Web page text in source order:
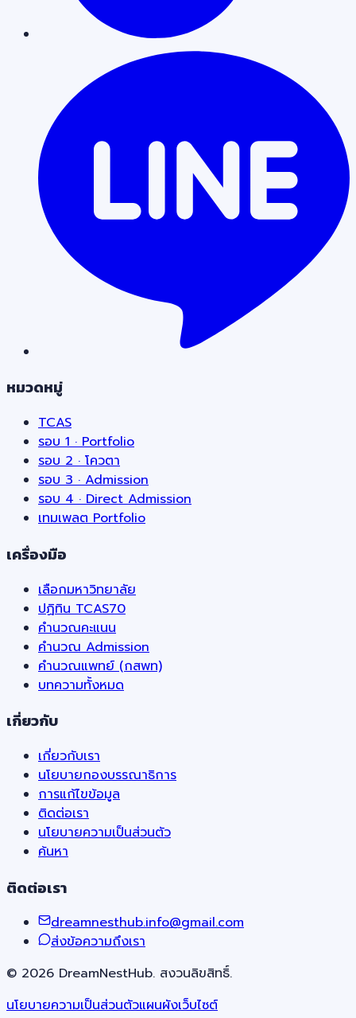
หมวดหมู่
TCAS
รอบ 1 · Portfolio
รอบ 2 · โควตา
รอบ 3 · Admission
รอบ 4 · Direct Admission
เทมเพลต Portfolio
เครื่องมือ
เลือกมหาวิทยาลัย
ปฏิทิน TCAS70
คำนวณคะแนน
คำนวณ Admission
คำนวณแพทย์ (กสพท)
บทความทั้งหมด
เกี่ยวกับ
เกี่ยวกับเรา
นโยบายกองบรรณาธิการ
การแก้ไขข้อมูล
ติดต่อเรา
นโยบายความเป็นส่วนตัว
ค้นหา
ติดต่อเรา
dreamnesthub.info@gmail.com
ส่งข้อความถึงเรา
© 2026 DreamNestHub. สงวนลิขสิทธิ์.
นโยบายความเป็นส่วนตัวแผนผังเว็บไซต์